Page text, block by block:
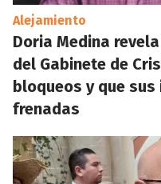
Alejamiento
Doria Medina
del Gabinete de
bloqueos y que
frenadas